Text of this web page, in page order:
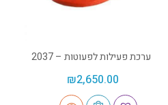
ערכת פעילות לפעוטות – 2037
₪2,650.00